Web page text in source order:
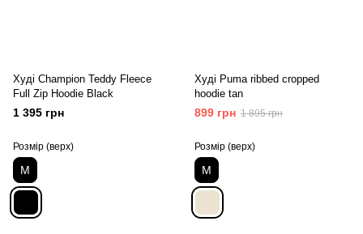
Худі Champion Teddy Fleece
Full Zip Hoodie Black
1 395 грн
Розмір (верх)
M
Худі Puma ribbed cropped
hoodie tan
899 грн 1 895 грн
Розмір (верх)
M